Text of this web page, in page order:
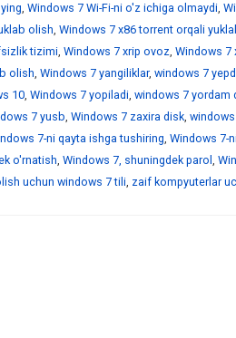
, Windows 7 Wi-Fi-ni o'z ichiga olmaydi,
olish, Windows 7 x86 torrent orqali
tizimi, Windows 7 xrip ovoz, Windows 7
olish, Windows 7 yangiliklar, windows 7
10, Windows 7 yopiladi, windows 7 yordam
7 yusb, Windows 7 zaxira disk,
7-ni qayta ishga tushiring, Windows 7-
o'rnatish, Windows 7, shuningdek parol ,
uchun windows 7 tili, zaif kompyuterlar